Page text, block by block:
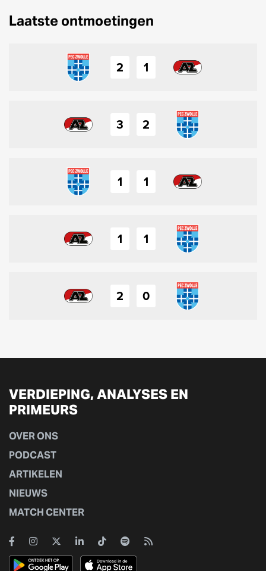
Laatste ontmoetingen
2 1
3 2
1 1
1 1
2 0
VERDIEPING, ANALYSES EN
PRIMEURS
OVER ONS
PODCAST
ARTIKELEN
NIEUWS
MATCH CENTER